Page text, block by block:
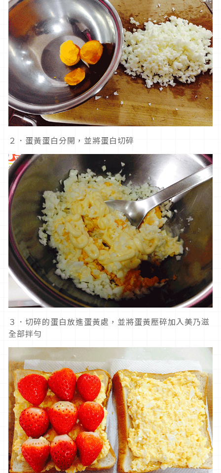
２．蛋黃蛋白分開，並將蛋白切碎
３．切碎的蛋白放進蛋黃處，並將蛋黃壓碎加入美乃滋
全部拌勻